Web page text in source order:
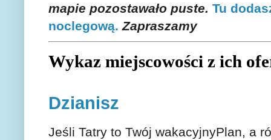
mapie pozostawało puste. Tu
noclegową. Zapraszamy
Wykaz miejscowości z ich
Dzianisz
Jeśli Tatry to Twój wakacyjnyPlan, a